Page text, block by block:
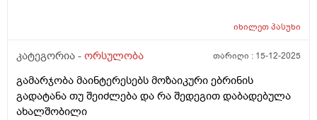
იხილეთპასუხი
კატეგორია - ორსულობა თარიღი : 15-12-2025
გამარჯობა მაინტერესებს მოზაიკური ებრინის
გადატანა თუ შეიძლება და რა შედეგით დაბადებულა
ახალშობილი